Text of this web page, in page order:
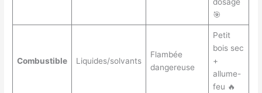
dosage
🎯
Combustible Liquides/solvants
Flambée
dangereuse
Petit
bois sec
+
allume-
feu 🔥